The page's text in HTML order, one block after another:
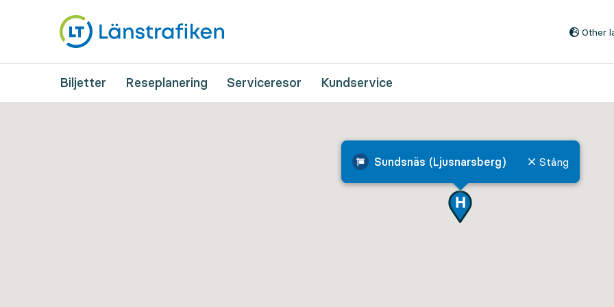
Other
Biljetter Reseplanering Serviceresor Kundservice
Sundsnäs (Ljusnarsberg) Stäng